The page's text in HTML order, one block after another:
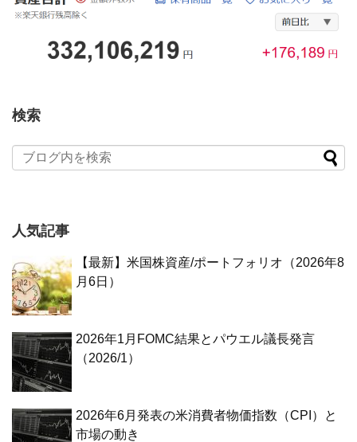
検索
人気記事
【最新】米国株資産/ポートフォリオ（2026年8
月6日）
2026年1月FOMC結果とパウエル議長発言
（2026/1）
2026年6月発表の米消費者物価指数（CPI）と
市場の動き